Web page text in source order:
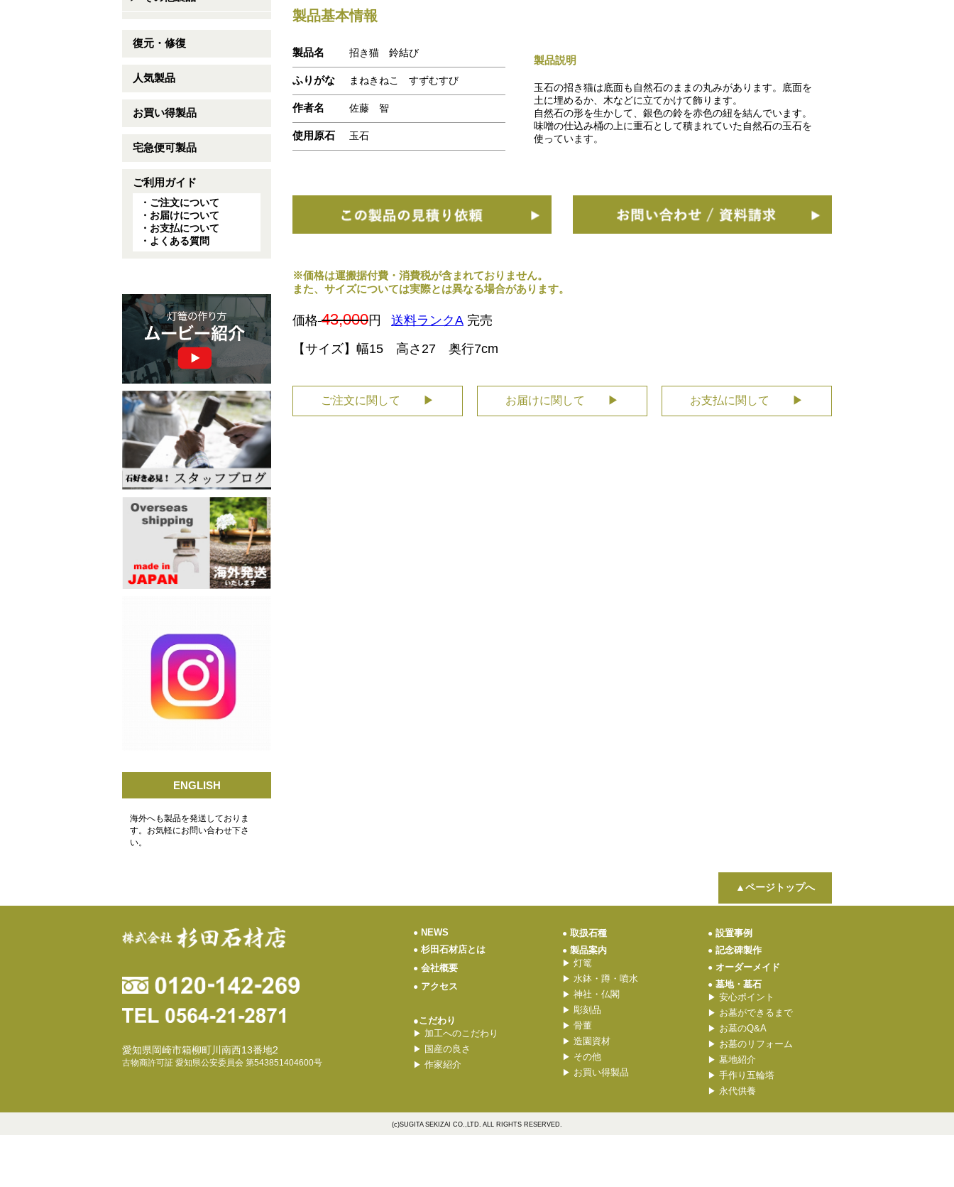
復元・修復
人気製品
お買い得製品
宅急便可製品
ご利用ガイド
・ご注文について
・お届けについて
・お支払について
・よくある質問
ENGLISH
海外へも製品を発送しておりま
す。お気軽にお問い合わせ下さ
い。
製品基本情報
製品名 招き猫 鈴結び
ふりがな まねきねこ すずむすび
作者名 佐藤 智
使用原石 玉石
製品説明
玉石の招き猫は底面も自然石のままの丸みがあります。底面を
土に埋めるか、木などに立てかけて飾ります。
自然石の形を生かして、銀色の鈴を赤色の紐を結んでいます。
味噌の仕込み桶の上に重石として積まれていた自然石の玉石を
使っています。
※価格は運搬据付費・消費税が含まれておりません。
また、サイズについては実際とは異なる場合があります。
価格 43,000円 送料ランクA 完売
【サイズ】幅15 高さ27 奥行7cm
ご注文に関して ▶ お届けに関して ▶ お支払に関して ▶
▲ページトップへ
愛知県岡崎市箱柳町川南西13番地2
古物商許可証 愛知県公安委員会 第543851404600号
● NEWS
● 杉田石材店とは
● 会社概要
● アクセス
●こだわり
▶ 加工へのこだわり
▶ 国産の良さ
▶ 作家紹介
● 取扱石種
● 製品案内
▶ 灯篭
▶ 水鉢・蹲・噴水
▶ 神社・仏閣
▶ 彫刻品
▶ 骨董
▶ 造園資材
▶ その他
▶ お買い得製品
● 設置事例
● 記念碑製作
● オーダーメイド
● 墓地・墓石
▶ 安心ポイント
▶ お墓ができるまで
▶ お墓のQ&A
▶ お墓のリフォーム
▶ 墓地紹介
▶ 手作り五輪塔
▶ 永代供養
(c)SUGITA SEKIZAI CO.,LTD. ALL RIGHTS RESERVED.